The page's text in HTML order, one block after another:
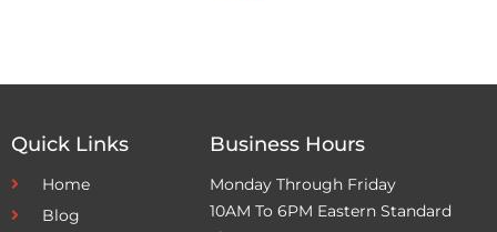
Quick Links
Home
Blog
Business Hours
Monday Through Friday
10AM To 6PM Eastern Standard